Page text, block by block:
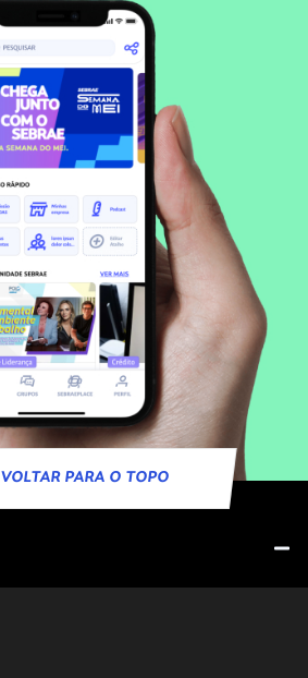
VOLTAR PARA O TOPO